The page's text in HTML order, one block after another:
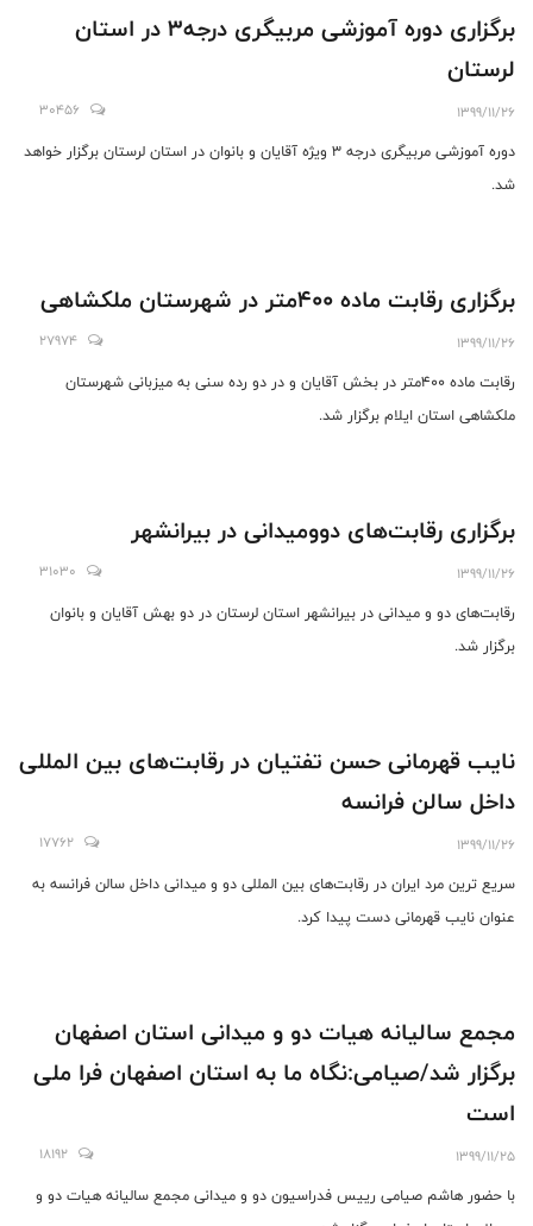
برگزاری دوره آموزشی مربیگری درجه۳ در استان
لرستان
1399/11/26
30456
دوره آموزشی مربیگری درجه ۳ ویژه آقایان و بانوان در استان لرستان برگزار خواهد
شد.
برگزاری رقابت ماده ۴۰۰متر در شهرستان ملکشاهی
1399/11/26
27974
رقابت ماده ۴۰۰متر در بخش آقایان و در دو رده سنی به میزبانی شهرستان
ملکشاهی استان ایلام برگزار شد.
برگزاری رقابت‌های دوومیدانی در بیرانشهر
1399/11/26
31030
رقابت‌های دو و میدانی در بیرانشهر استان لرستان در دو بهش آقایان و بانوان
برگزار شد.
نایب قهرمانی حسن تفتیان در رقابت‌های بین المللی
داخل سالن فرانسه
1399/11/26
17762
سریع ترین مرد ایران در رقابت‌های بین المللی دو و میدانی داخل سالن فرانسه به
عنوان نایب قهرمانی دست پیدا کرد.
مجمع سالیانه هیات دو و میدانی استان اصفهان
برگزار شد/صیامی:نگاه ما به استان اصفهان فرا ملی
است
1399/11/25
18192
با حضور هاشم صیامی رییس فدراسیون دو و میدانی مجمع سالیانه هیات دو و